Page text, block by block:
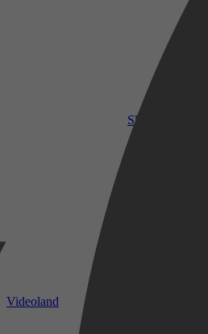
SkyShowtime
Videoland